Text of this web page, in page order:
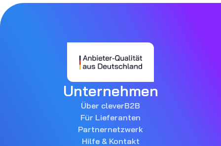
Unternehmen
Über cleverB2B
Für Lieferanten
Partnernetzwerk
Hilfe & Kontakt